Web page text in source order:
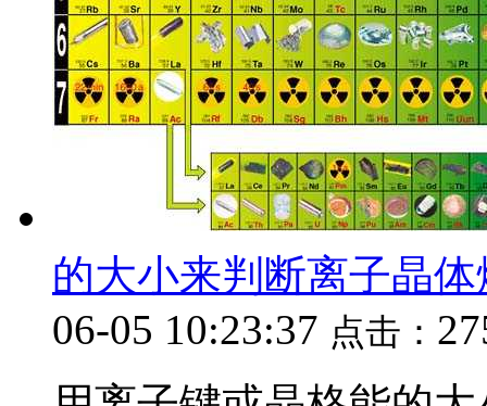
的大小来判断离子晶
06-05 10:23:37 点击：